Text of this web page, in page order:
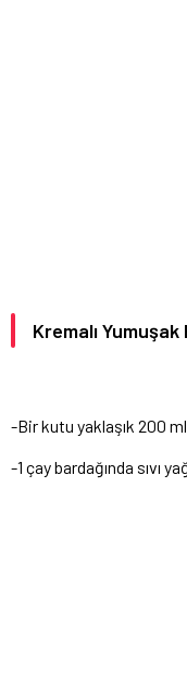
Kremalı
-Bir kutu yaklaşık 200
-1 çay bardağında sıvı